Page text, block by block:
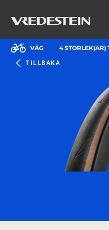
TILLBAKA
VÄG 4STORLEK(AR)